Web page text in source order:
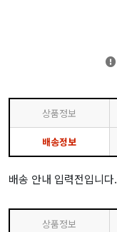
상품정보
배송정보
배송 안내 입력전입니다.
상품정보